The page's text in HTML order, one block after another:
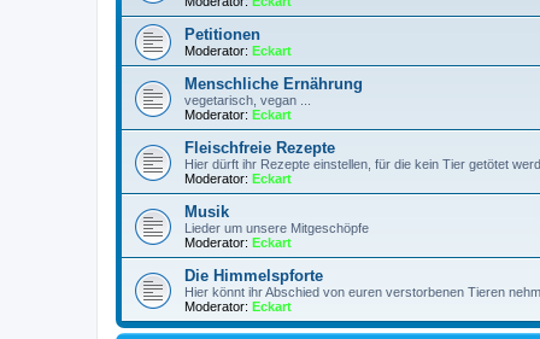
Petitionen
Moderator: Eckart
Menschliche Ernährung
vegetarisch, vegan ...
Moderator: Eckart
Fleischfreie Rezepte
Hier dürft ihr Rezepte einstellen, für die kein Tier getötet
Moderator: Eckart
Musik
Lieder um unsere Mitgeschöpfe
Moderator: Eckart
Die Himmelspforte
Hier könnt ihr Abschied von euren verstorbenen Tieren
Moderator: Eckart